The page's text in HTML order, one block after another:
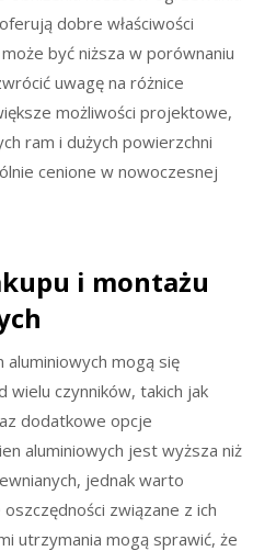
dobre właściwości
być niższa w porównaniu
uwagę na różnice
możliwości projektowe,
ram i dużych powierzchni
cenione w nowoczesnej
i montażu
aluminiowych mogą się
wielu czynników, takich jak
dodatkowe opcje
aluminiowych jest wyższa niż
jednak warto
związane z ich
utrzymania mogą sprawić, że